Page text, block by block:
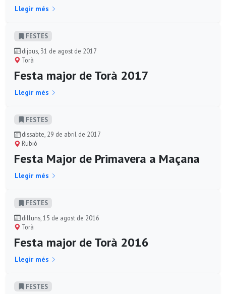
Llegir més
FESTES
dijous, 31 de agost de 2017
Torà
Festa major de Torà 2017
Llegir més
FESTES
dissabte, 29 de abril de 2017
Rubió
Festa Major de Primavera a Maçana
Llegir més
FESTES
dilluns, 15 de agost de 2016
Torà
Festa major de Torà 2016
Llegir més
FESTES